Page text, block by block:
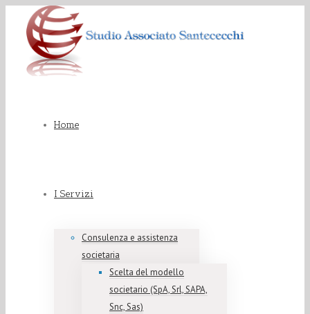
Home
I Servizi
Consulenza e assistenza
societaria
Scelta del modello
societario (SpA, Srl, SAPA,
Snc, Sas)